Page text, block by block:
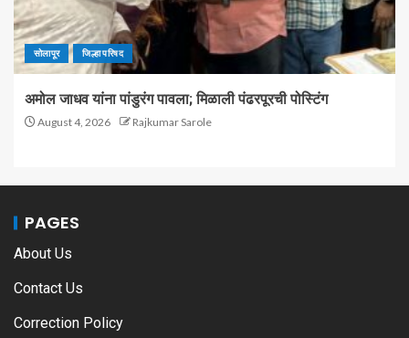
सोलापूर जिल्हा परिषद
अमोल जाधव यांना पांडुरंग पावला; मिळाली पंढरपूरची पोस्टिंग
August 4, 2026 Rajkumar Sarole
PAGES
About Us
Contact Us
Correction Policy